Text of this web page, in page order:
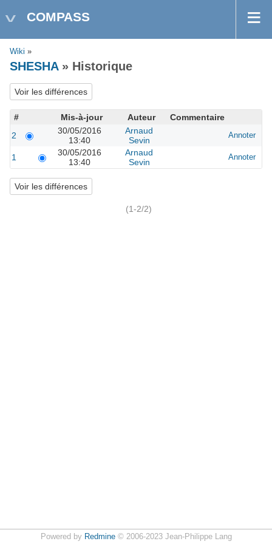
COMPASS
Wiki »
SHESHA» Historique
# Mis-à-jour Auteur
Commentaire
2
30/05/2016
13:40
Arnaud
Sevin
Annoter
1
30/05/2016
13:40
Arnaud
Sevin
Annoter
(1-2/2)
Powered by Redmine© 2006-2023 Jean-Philippe Lang